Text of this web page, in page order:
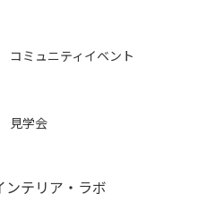
コミュニティイベント
見学会
ンテリア・ラボ